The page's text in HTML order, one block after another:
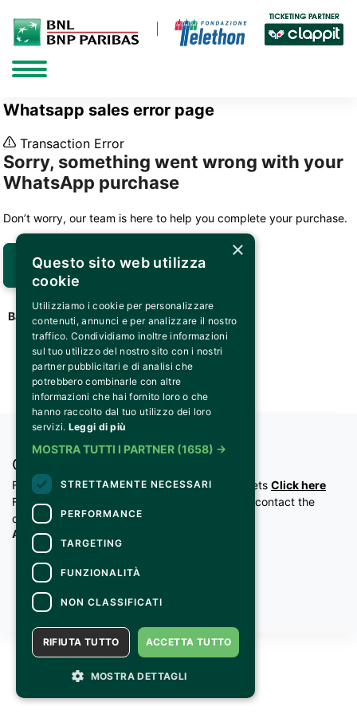
Whatsapp sales error page
 Transaction Error
Sorry, something went wrong with your
WhatsApp purchase
Don’t worry, our team is here to help you complete your purchase.
Contact support
Back to Home Page
CONTACTS
For information and support in purchasing tickets Click here
For information on the program and the event, contact the
organizer .
Accessibility statement
×
Questo sito web utilizza
cookie
Utilizziamo i cookie per personalizzare
contenuti, annunci e per analizzare il nostro
traffico. Condividiamo inoltre informazioni
sul tuo utilizzo del nostro sito con i nostri
partner pubblicitari e di analisi che
potrebbero combinarle con altre
informazioni che hai fornito loro o che
hanno raccolto dal tuo utilizzo dei loro
servizi. Leggi di più
MOSTRA TUTTI I PARTNER (1658) →
STRETTAMENTE NECESSARI
PERFORMANCE
TARGETING
FUNZIONALITÀ
NON CLASSIFICATI
ACCETTA TUTTO
RIFIUTA TUTTO
MOSTRA DETTAGLI